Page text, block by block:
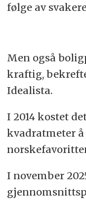
følge av
Men også
kraftig,
Idealista.
I 2014 kostet
kvadratmeter
I november